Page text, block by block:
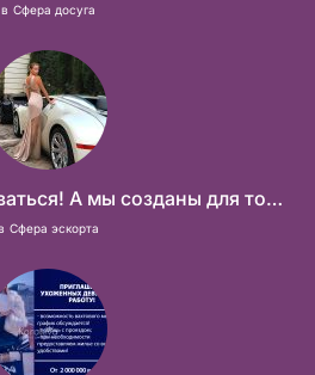
в Сфера досуга
Мечты должны сбываться! А мы созданы для того что бы их осуществить!
Сфера эскорта